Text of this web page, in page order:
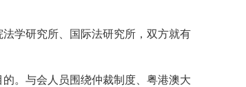
学研究所、国际法研究所，双方就有
。与会人员围绕仲裁制度、粤港澳大